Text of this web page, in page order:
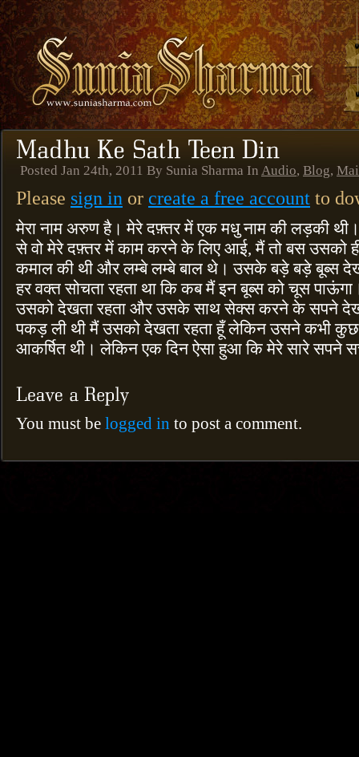
Posted Jan 24th, 2011 By Sunia Sharma In Audio, Blog,
Please sign in or create a free account to
मेरा नाम अरुण है। मेरे दफ़्तर में एक मधु नाम की लड़की
से वो मेरे दफ़्तर में काम करने के लिए आई, मैं तो बस उसको
कमाल की थी और लम्बे लम्बे बाल थे। उसके बड़े बड़े बूब्स देख
हर वक्त सोचता रहता था कि कब मैं इन बूब्स को चूस
उसको देखता रहता और उसके साथ सेक्स करने के सपने
पकड़ ली थी मैं उसको देखता रहता हूँ लेकिन उसने कभी कुछ
आकर्षित थी। लेकिन एक दिन ऐसा हुआ कि मेरे सारे सपने
You must be logged in to post a comment.